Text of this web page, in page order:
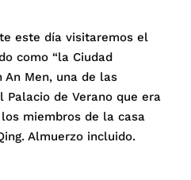
este día visitaremos el
como “la Ciudad
An Men, una de las
Palacio de Verano que era
miembros de la casa
Almuerzo incluido.